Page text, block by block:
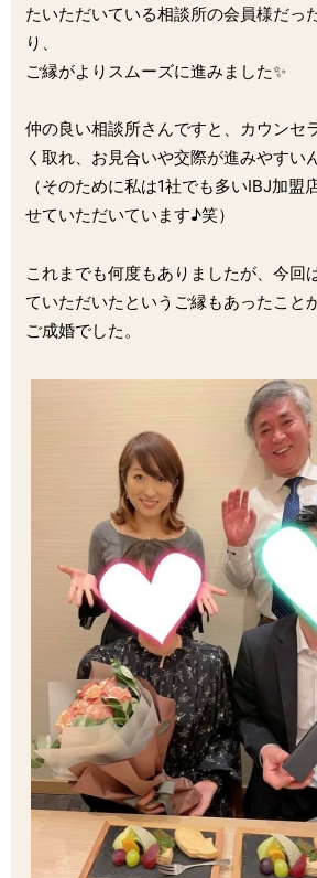
たいただいている相談所の会員様だっ
り、
ご縁がよりスムーズに進みました✨
仲の良い相談所さんですと、カウンセ
く取れ、お見合いや交際が進みやすい
（そのために私は1社でも多いIBJ加盟
せていただいています♪笑）
これまでも何度もありましたが、今回
ていただいたというご縁もあったこと
ご成婚でした。